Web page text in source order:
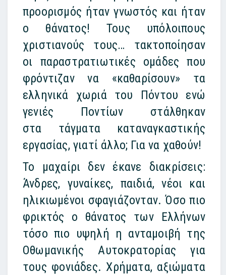
προορισμός ήταν γνωστός και ήταν
ο θάνατος! Τους υπόλοιπους
χριστιανούς τους… τακτοποίησαν
οι παραστρατιωτικές ομάδες που
φρόντιζαν να «καθαρίσουν» τα
ελληνικά χωριά του Πόντου ενώ
γενιές Ποντίων στάλθηκαν
στα τάγματα καταναγκαστικής
εργασίας, γιατί άλλο; Για να χαθούν!
Το μαχαίρι δεν έκανε διακρίσεις:
Άνδρες, γυναίκες, παιδιά, νέοι και
ηλικιωμένοι σφαγιάζονταν. Όσο πιο
φρικτός ο θάνατος των Ελλήνων
τόσο πιο υψηλή η ανταμοιβή της
Οθωμανικής Αυτοκρατορίας για
τους φονιάδες. Χρήματα, αξιώματα